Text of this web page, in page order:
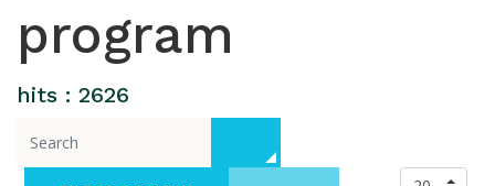
program
hits : 2626